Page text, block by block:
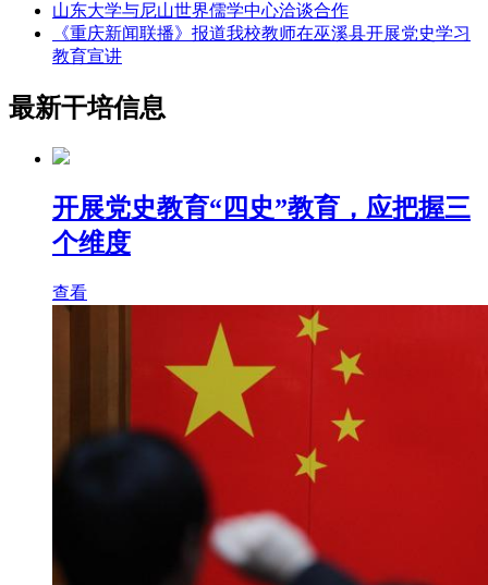
山东大学与尼山世界儒学中心洽谈合作
《重庆新闻联播》报道我校教师在巫溪县开展党史学习
教育宣讲
最新干培信息
开展党史教育“四史”教育，应把握三
个维度
查看